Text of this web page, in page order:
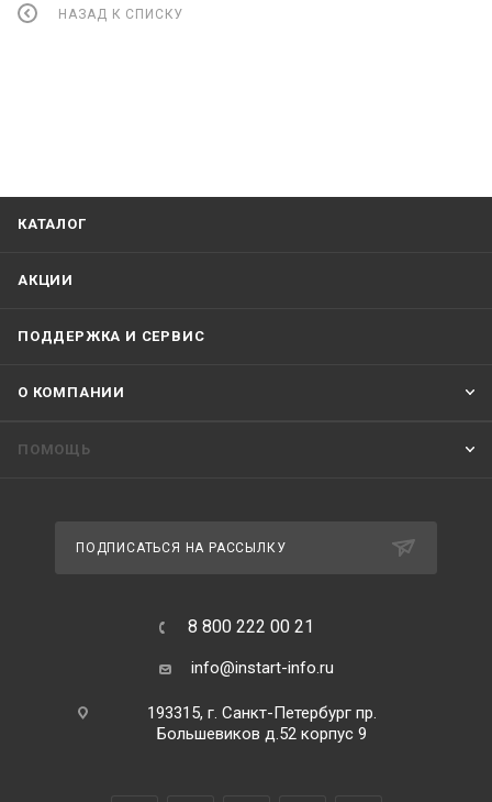
НАЗАД К СПИСКУ
КАТАЛОГ
АКЦИИ
ПОДДЕРЖКА И СЕРВИС
О КОМПАНИИ
ПОМОЩЬ
ПОДПИСАТЬСЯ НА РАССЫЛКУ
8 800 222 00 21
info@instart-info.ru
193315, г. Санкт-Петербург пр.
Большевиков д.52 корпус 9